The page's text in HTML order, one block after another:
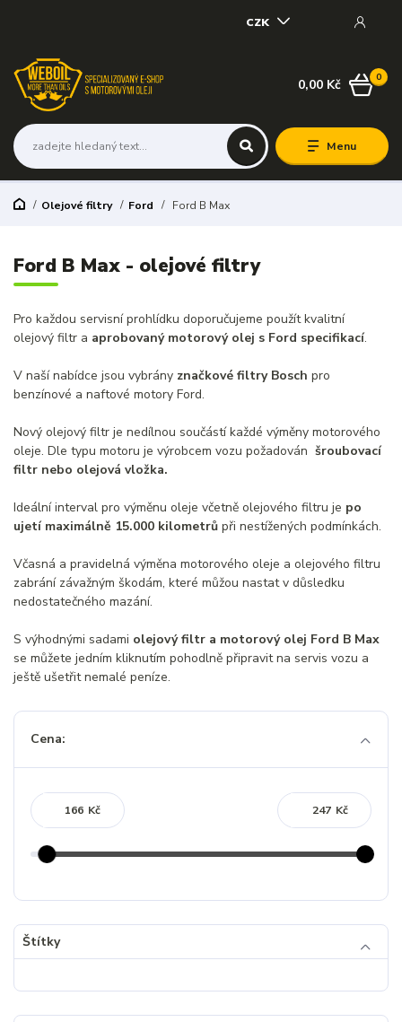
Menu
CZK
0
0,00 Kč
Olejové filtry Ford Ford B Max
Ford B Max - olejové filtry
Pro každou servisní prohlídku doporučujeme použít kvalitní
olejový filtr a aprobovaný motorový olej s Ford specifikací.
V naší nabídce jsou vybrány značkové filtry Bosch pro
benzínové a naftové motory Ford.
Nový olejový filtr je nedílnou součástí každé výměny motorového
oleje. Dle typu motoru je výrobcem vozu požadován šroubovací
filtr nebo olejová vložka.
Ideální interval pro výměnu oleje včetně olejového filtru je po
ujetí maximálně 15.000 kilometrů při nestížených podmínkách.
Včasná a pravidelná výměna motorového oleje a olejového filtru
zabrání závažným škodám, které můžou nastat v důsledku
nedostatečného mazání.
S výhodnými sadami olejový filtr a motorový olej Ford B Max
se můžete jedním kliknutím pohodlně připravit na servis vozu a
ještě ušetřit nemalé peníze.
Cena:
Kč Kč
Štítky